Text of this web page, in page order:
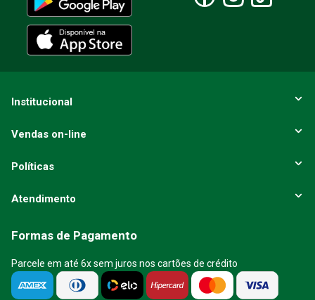
ENVIAR AVALIAÇÃO
Institucional
Vendas on-line
Políticas
Atendimento
Formas de Pagamento
Parcele em até 6x sem juros nos cartões de crédito